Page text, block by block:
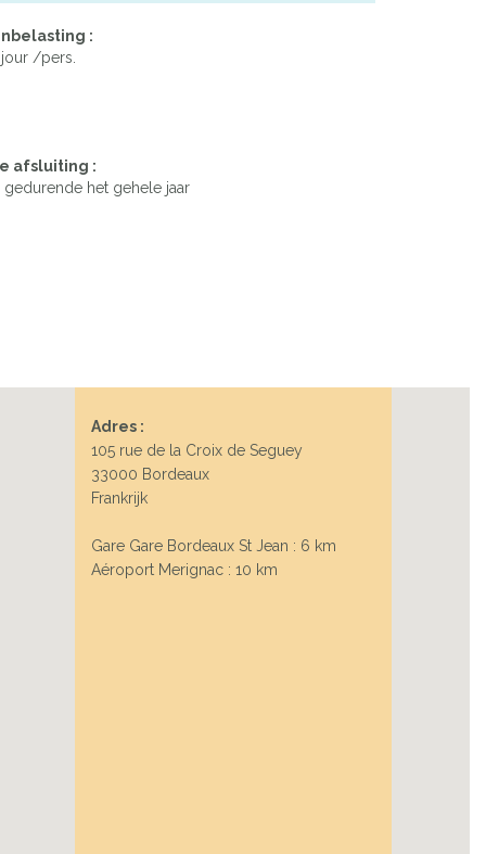
:
/pers.
afsluiting :
het gehele jaar
Adres :
105 rue de la Croix de Seguey
33000 Bordeaux
Frankrijk
Gare Gare Bordeaux St Jean : 6 km
Aéroport Merignac : 10 km